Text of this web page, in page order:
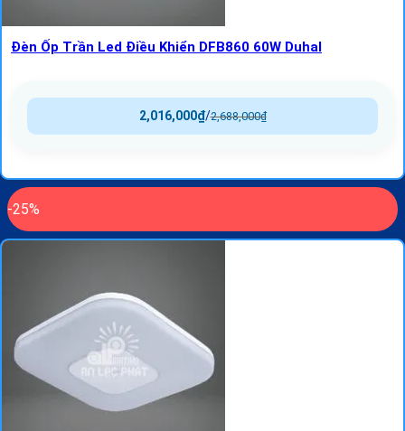
Đèn Ốp Trần Led Điều Khiển DFB860 60W Duhal
2,688,000₫
/
2,016,000₫
-25%